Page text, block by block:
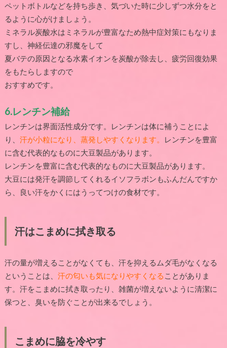
ペットボトルなどを持ち歩き、気づいた時に少しずつ水分をと
るように心がけましょう。
ミネラル炭酸水はミネラルが豊富なため熱中症対策にもなりま
すし、神経伝達の邪魔をして
夏バテの原因となる水素イオンを炭酸が除去し、疲労回復効果
をもたらしますので
おすすめです。
6.レンチン補給
レンチンは界面活性成分です。レンチンは体に補うことによ
り、 汗が小粒になり、蒸発しやすくなります。
レンチンを豊富
に含む代表的なものに大豆製品があります。
レンチンを豊富に含む代表的なものに大豆製品があります。
大豆には発汗を調節してくれるイソフラボンもふんだんですか
ら、良い汗をかくにはうってつけの食材です。
汗はこまめに拭き取る
汗の量が増えることがなくても、汗を抑えるムダ毛がなくなる
ということは、 汗の匂いも気になりやすくなる ことがありま
す。汗をこまめに拭き取ったり、雑菌が増えないように清潔に
保つと、臭いを防ぐことが出来るでしょう。
こまめに脇を冷やす